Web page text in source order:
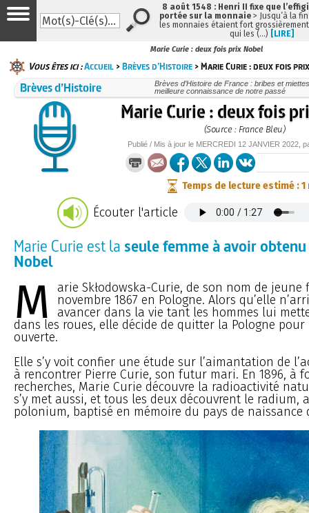
Marie Curie : deux fois prix Nobel
Vous êtes ici :Accueil >Brèves d’Histoire > Marie Curie : deux fois
Brèves d’Histoire
Brèves d’Histoire de France : bribes et
meilleure connaissance de notre passé
Marie Curie : deux fois
(Source : France Bleu)
Publié / Mis à jour le MERCREDI 12 JANVIER 2022 ,
Temps de lecture estimé : 1
Écouter l'article
Marie Curie est laseule femme à avoir
Nobel
M
arie Skłodowska-Curie, de son nom de jeune
novembre 1867 en Pologne. Alors qu’elle
avancer dans la vie tant les hommes lui
dans les roues, elle décide de quitter la Pologne pour
ouverte.
Elle s’y voit confier une étude sur l’aimantation de
à rencontrer Pierre Curie, son futur mari. En 1896, à
recherches, Marie Curie découvre la radioactivité
s’y met aussi, et tous les deux découvrent le radium,
polonium, baptisé en mémoire du pays de naissance
8 août 1548 : Henri II fixe que
portée sur la monnaie > Jusqu’à la
les monnaies étaient fort
qui les (…) [LIRE]